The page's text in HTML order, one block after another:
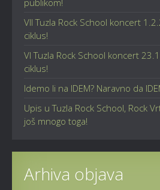
VII Tuzla Rock School koncert
ciklus!
VI Tuzla Rock School koncert
ciklus!
Idemo li na IDEM? Naravno da
Upis u Tuzla Rock School, Rock
još mnogo toga!
Arhiva objava